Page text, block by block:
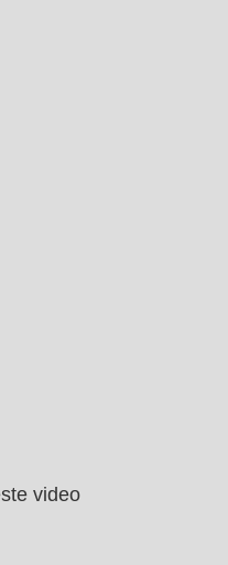
video